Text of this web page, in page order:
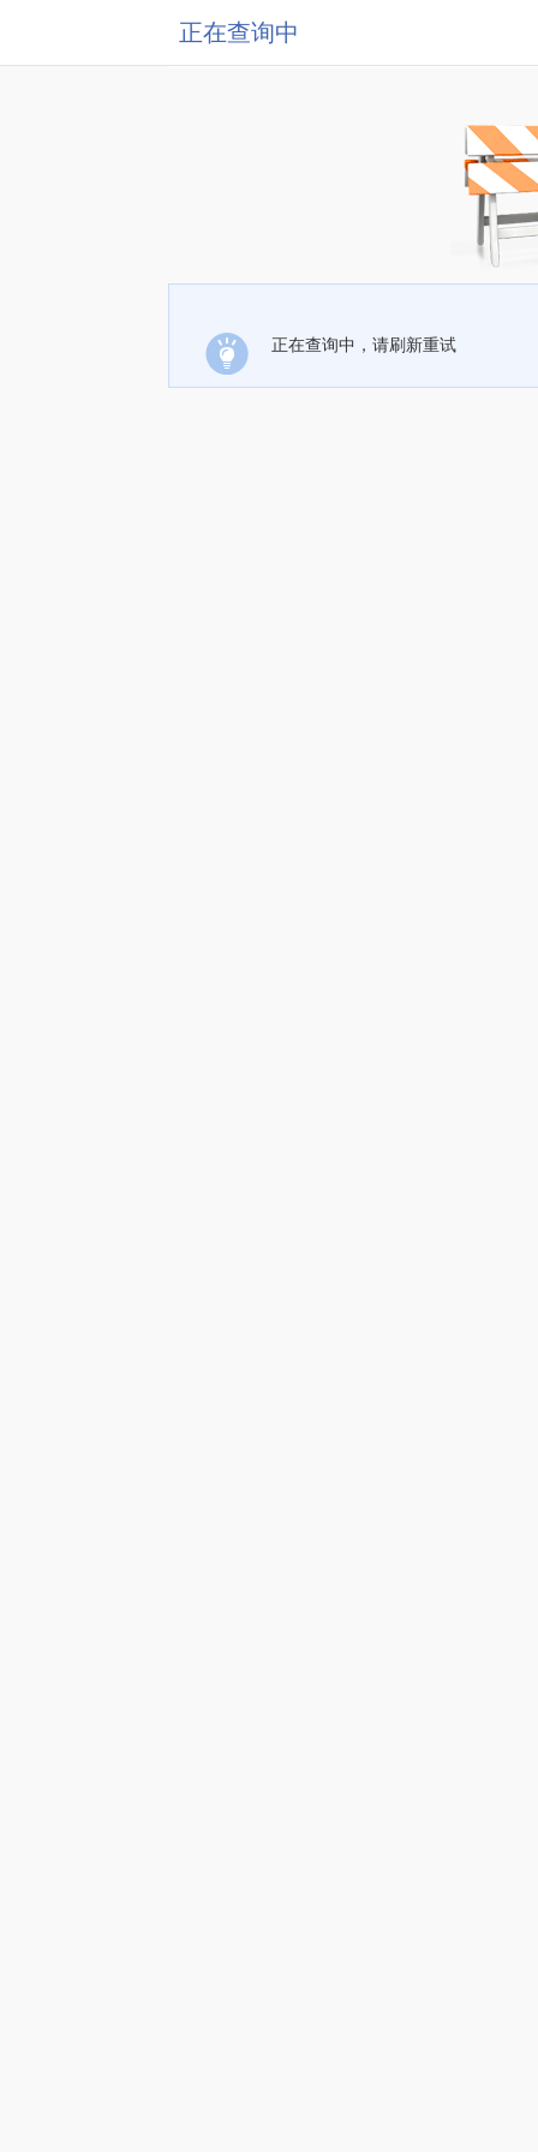
正在查询中
正在查询中，请刷新重试